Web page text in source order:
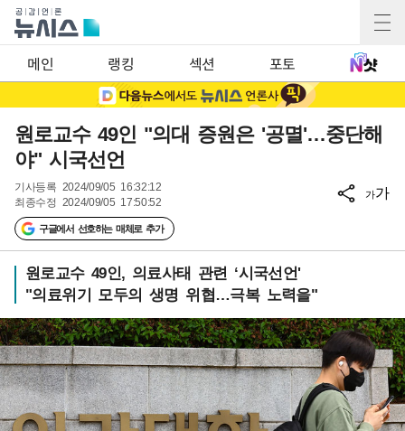
메인 랭킹 섹션 포토
원로교수 49인 "의대 증원은 '공멸'…중단해
야" 시국선언
기사등록 2024/09/05 16:32:12
최종수정 2024/09/05 17:50:52
구글에서 선호하는 매체로 추가
가가
원로교수 49인, 의료사태 관련 ‘시국선언'
"의료위기 모두의 생명 위협…극복 노력을"